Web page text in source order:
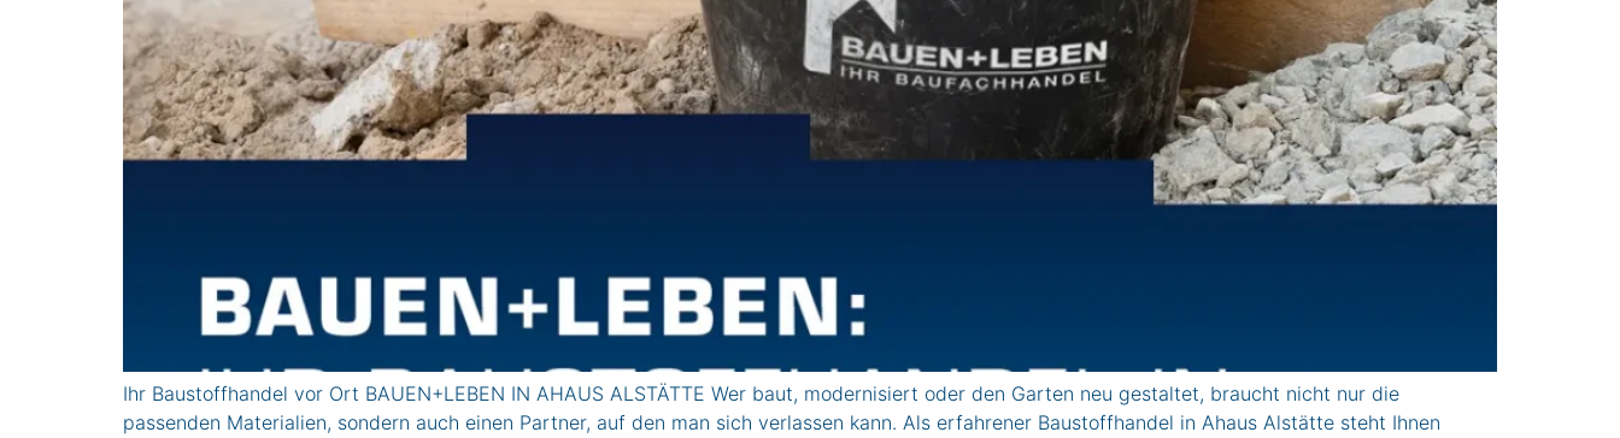
Ihr Baustoffhandel vor Ort BAUEN+LEBEN IN AHAUS ALSTÄTTE Wer baut, modernisiert oder den Garten neu gestaltet, braucht nicht nur die
passenden Materialien, sondern auch einen Partner, auf den man sich verlassen kann. Als erfahrener Baustoffhandel in Ahaus Alstätte steht Ihnen